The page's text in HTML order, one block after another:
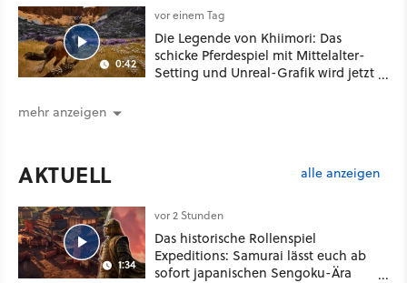
0:42
vor einem Tag
Die Legende von Khiimori: Das
schicke Pferdespiel mit Mittelalter-
Setting und Unreal-Grafik wird jetzt
mehr anzeigen
AKTUELL alle anzeigen
1:34
vor 2 Stunden
Das historische Rollenspiel
Expeditions: Samurai lässt euch ab
sofort japanischen Sengoku-Ära